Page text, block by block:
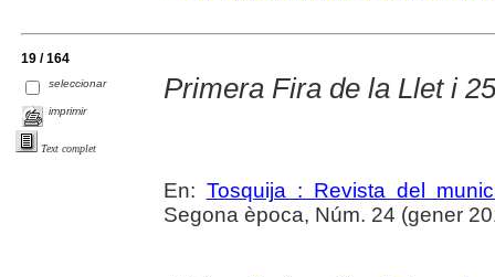
19 / 164
seleccionar
imprimir
Text complet
Primera Fira de la Llet i
En: Tosquija : Revista del
Segona època, Núm. 24 (gener